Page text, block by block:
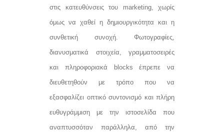
στις κατευθύνσεις του marketing, χωρίς
όμως να χαθεί η δημιουργικότητα και η
συνθετική συνοχή. Φωτογραφίες,
διανυσματικά στοιχεία, γραμματοσειρές
και πληροφοριακά blocks έπρεπε να
διευθετηθούν με τρόπο που να
εξασφαλίζει οπτικό συντονισμό και πλήρη
ευθυγράμμιση με την ιστοσελίδα που
αναπτυσσόταν παράλληλα, από την